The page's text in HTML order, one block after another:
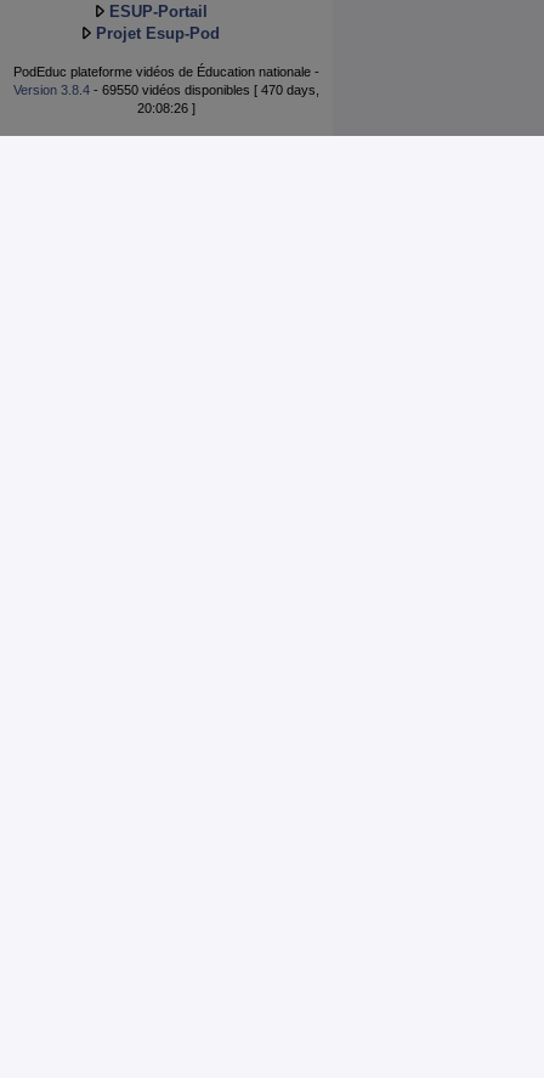
ESUP-Portail
Projet Esup-Pod
PodEduc plateforme vidéos de Éducation nationale -
Version 3.8.4 - 69550 vidéos disponibles [ 470 days,
20:08:26 ]